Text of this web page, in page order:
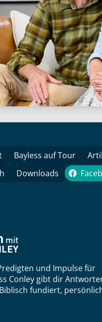
Bayless auf Tour
Downloads
und Impulse für
Conley gibt dir
fundiert,